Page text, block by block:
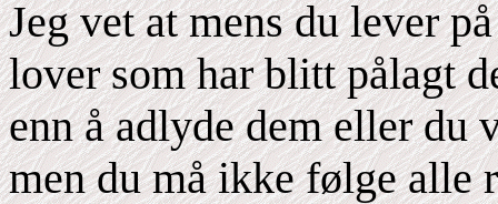
Jeg vet at mens du lever
lover som har blitt pålagt
enn å adlyde dem eller du
men du må ikke følge alle